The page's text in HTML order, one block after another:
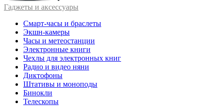
Гаджеты и аксессуары
Смарт-часы и браслеты
Экшн-камеры
Часы и метеостанции
Электронные книги
Чехлы для электронных книг
Радио и видео няни
Диктофоны
Штативы и моноподы
Бинокли
Телескопы